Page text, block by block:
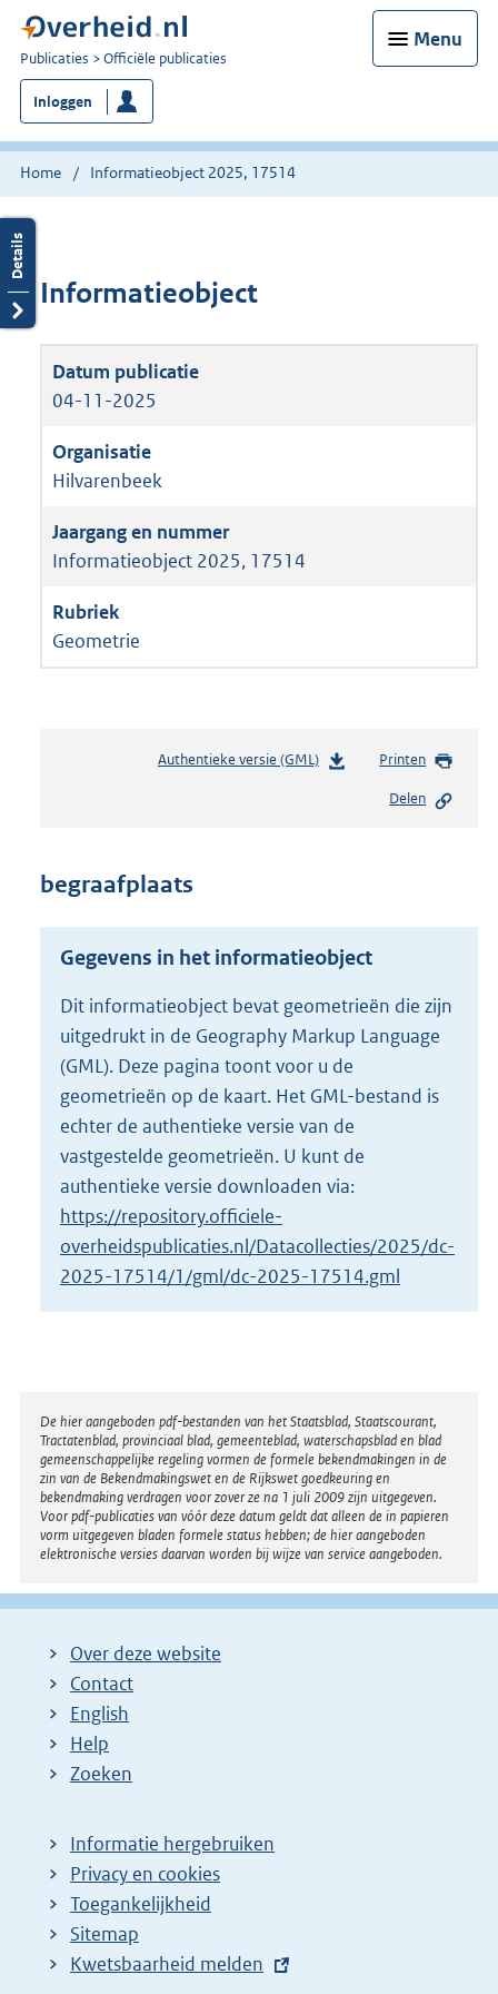
Menu
U
bent
nu
hier:
Publicaties Officiële publicaties
Inloggen
Home Informatieobject 2025, 17514
Informatieobject
04-11-2025
Hilvarenbeek
Informatieobject 2025, 17514
Geometrie
Authentieke versie (GML)b
s
r
o
t
t
e
2
K
b
Printen
Delen
begraafplaats
Gegevens in het informatieobject
Dit informatieobject bevat geometrieën die zijn
uitgedrukt in de Geography Markup Language
(GML). Deze pagina toont voor u de
geometrieën op de kaart. Het GML-bestand is
echter de authentieke versie van de
vastgestelde geometrieën. U kunt de
authentieke versie downloaden via:
https://repository.officiele-
overheidspublicaties.nl/Datacollecties/2025/dc-
2025-17514/1/gml/dc-2025-17514.gml
Disclaimer
De hier aangeboden pdf-bestanden van het Staatsblad, Staatscourant,
Tractatenblad, provinciaal blad, gemeenteblad, waterschapsblad en blad
gemeenschappelijke regeling vormen de formele bekendmakingen in de
zin van de Bekendmakingswet en de Rijkswet goedkeuring en
bekendmaking verdragen voor zover ze na 1 juli 2009 zijn uitgegeven.
Voor pdf-publicaties van vóór deze datum geldt dat alleen de in papieren
vorm uitgegeven bladen formele status hebben; de hier aangeboden
elektronische versies daarvan worden bij wijze van service aangeboden.
Over deze website
Contact
English
Help
Zoeken
Informatie hergebruiken
Privacy en cookies
Toegankelijkheid
Sitemap
E
Kwetsbaarheid melden